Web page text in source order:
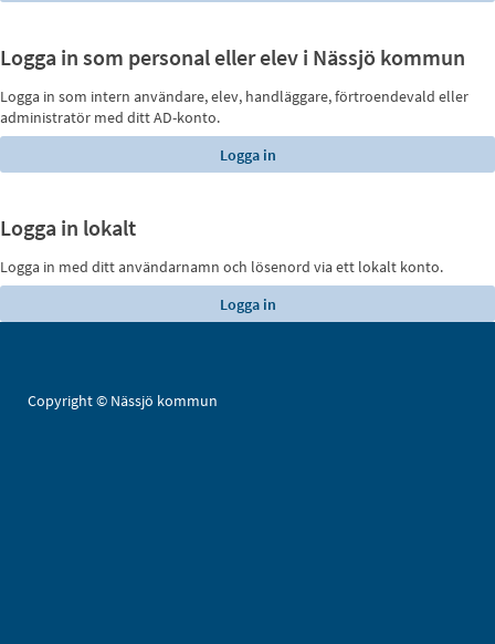
Logga in som personal eller elev i Nässjö kommun
Logga in som intern användare, elev, handläggare, förtroendevald eller
administratör med ditt AD-konto.
Logga in lokalt
Logga in med ditt användarnamn och lösenord via ett lokalt konto.
Copyright © Nässjö kommun